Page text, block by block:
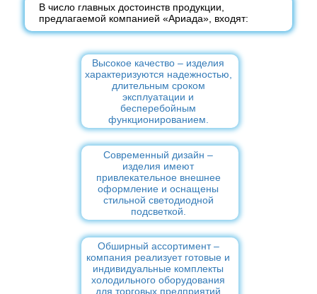
В число главных достоинств продукции,
предлагаемой компанией «Ариада», входят:
Высокое качество – изделия
характеризуются надежностью,
длительным сроком
эксплуатации и
бесперебойным
функционированием.
Современный дизайн –
изделия имеют
привлекательное внешнее
оформление и оснащены
стильной светодиодной
подсветкой.
Обширный ассортимент –
компания реализует готовые и
индивидуальные комплекты
холодильного оборудования
для торговых предприятий